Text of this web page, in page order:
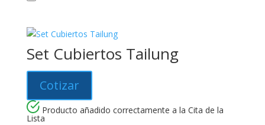
Set Cubiertos Tailung
Cotizar
Producto añadido correctamente a la Cita de la
Lista